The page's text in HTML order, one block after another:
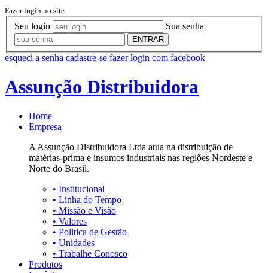
Fazer login no site
Seu login Sua senha
ENTRAR
esqueci a senha cadastre-se fazer login com facebook
Assunção Distribuidora
Home
Empresa
A Assunção Distribuidora Ltda atua na distribuição de
matérias-prima e insumos industriais nas regiões Nordeste e
Norte do Brasil.
• Institucional
• Linha do Tempo
• Missão e Visão
• Valores
• Politica de Gestão
• Unidades
• Trabalhe Conosco
Produtos